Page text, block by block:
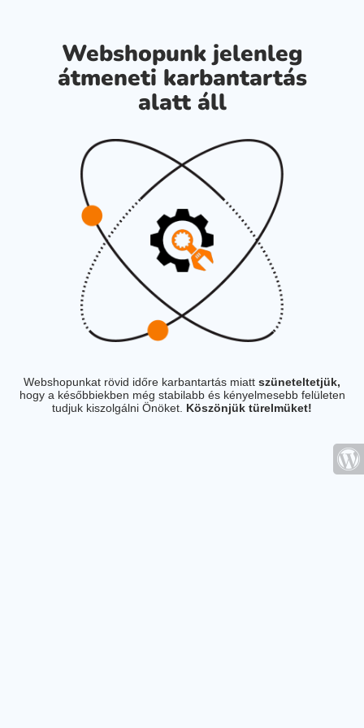
Webshopunk jelenleg
átmeneti karbantartás
alatt áll
Webshopunkat rövid időre karbantartás miatt szüneteltetjük,
hogy a későbbiekben még stabilabb és kényelmesebb felületen
tudjuk kiszolgálni Önöket. Köszönjük türelmüket!